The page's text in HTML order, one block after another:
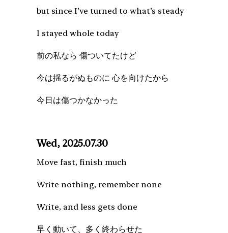
but since I’ve turned to what’s steady
I stayed whole today
前の私なら 傷ついてたけど
今は揺るがぬものに 心を向けたから
今日は傷つかなかった
Wed, 2025.07.30
Move fast, finish much
Write nothing, remember none
Write, and less gets done
早く動いて、多く終わらせた